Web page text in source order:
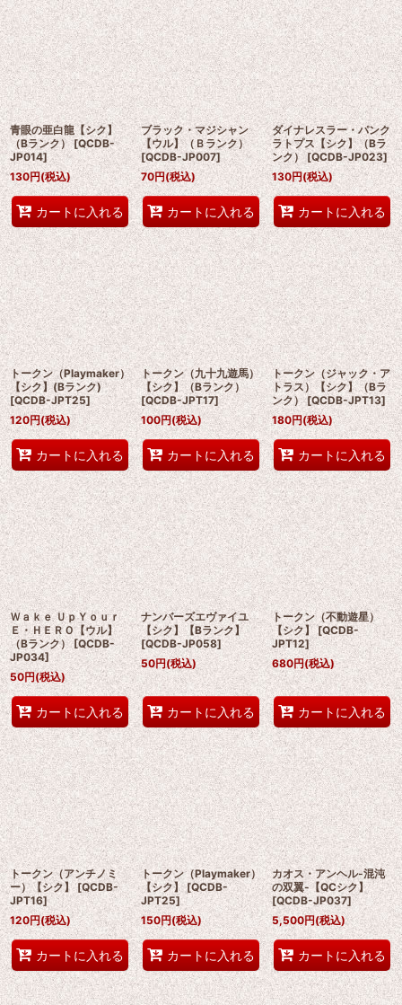
青眼の亜白龍【シク】
（Bランク） [QCDB-
JP014]
130円(税込)
カートに入れる
ブラック・マジシャン
【ウル】（Ｂランク）
[QCDB-JP007]
70円(税込)
カートに入れる
ダイナレスラー・パンク
ラトプス【シク】（Bラ
ンク） [QCDB-JP023]
130円(税込)
カートに入れる
トークン（Playmaker）
【シク】(Bランク)
[QCDB-JPT25]
120円(税込)
カートに入れる
トークン（九十九遊馬）
【シク】（Bランク）
[QCDB-JPT17]
100円(税込)
カートに入れる
トークン（ジャック・ア
トラス）【シク】（Bラ
ンク） [QCDB-JPT13]
180円(税込)
カートに入れる
Ｗａｋｅ ＵｐＹｏｕｒ
Ｅ・ＨＥＲＯ【ウル】
（Bランク） [QCDB-
JP034]
50円(税込)
カートに入れる
ナンバーズエヴァイユ
【シク】【Bランク】
[QCDB-JP058]
50円(税込)
カートに入れる
トークン（不動遊星）
【シク】 [QCDB-
JPT12]
680円(税込)
カートに入れる
トークン（アンチノミ
ー）【シク】 [QCDB-
JPT16]
120円(税込)
カートに入れる
トークン（Playmaker）
【シク】 [QCDB-
JPT25]
150円(税込)
カートに入れる
カオス・アンヘル-混沌
の双翼-【QCシク】
[QCDB-JP037]
5,500円(税込)
カートに入れる